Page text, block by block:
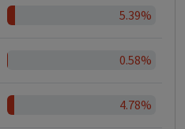
5.39%
0.58%
4.78%